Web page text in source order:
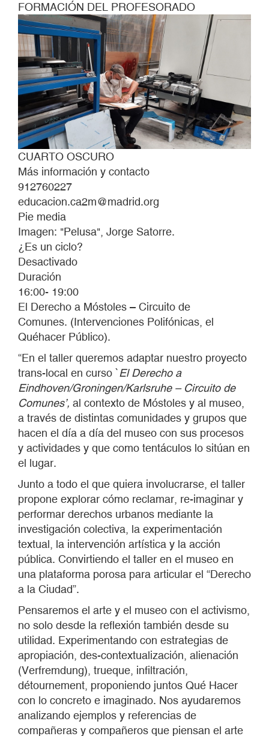
FORMACIÓN DEL PROFESORADO
CUARTO OSCURO
Más información y contacto
912760227
educacion.ca2m@madrid.org
Pie media
Imagen: "Pelusa", Jorge Satorre.
¿Es un ciclo?
Desactivado
Duración
16:00- 19:00
El Derecho a Móstoles – Circuito de
Comunes. (Intervenciones Polifónicas, el
Quéhacer Público).
“En el taller queremos adaptar nuestro proyecto
trans-local en curso `El Derecho a
Eindhoven/Groningen/Karlsruhe – Circuito de
Comunes’, al contexto de Móstoles y al museo,
a través de distintas comunidades y grupos que
hacen el día a día del museo con sus procesos
y actividades y que como tentáculos lo sitúan en
el lugar.
Junto a todo el que quiera involucrarse, el taller
propone explorar cómo reclamar, re-imaginar y
performar derechos urbanos mediante la
investigación colectiva, la experimentación
textual, la intervención artística y la acción
pública. Convirtiendo el taller en el museo en
una plataforma porosa para articular el “Derecho
a la Ciudad”.
Pensaremos el arte y el museo con el activismo,
no solo desde la reflexión también desde su
utilidad. Experimentando con estrategias de
apropiación, des-contextualización, alienación
(Verfremdung), trueque, infiltración,
détournement, proponiendo juntos Qué Hacer
con lo concreto e imaginado. Nos ayudaremos
analizando ejemplos y referencias de
compañeras y compañeros que piensan el arte